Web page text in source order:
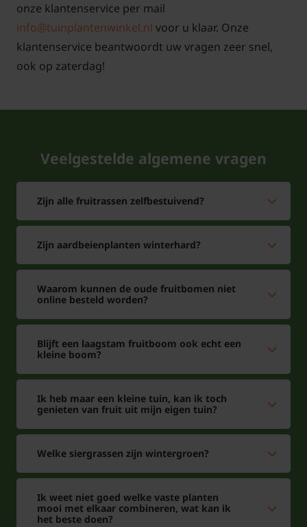
onze klantenservice per mail
info@tuinplantenwinkel.nl voor u klaar. Onze
klantenservice beantwoordt uw vragen zeer snel,
ook op zaterdag!
Veelgestelde algemene vragen
Zijn alle fruitrassen zelfbestuivend?
Zijn aardbeienplanten winterhard?
Waarom kunnen de oude fruitbomen niet
online besteld worden?
Blijft een laagstam fruitboom ook echt een
kleine boom?
Ik heb maar een kleine tuin, kan ik toch
genieten van fruit uit mijn eigen tuin?
Welke siergrassen zijn wintergroen?
Ik weet niet goed welke vaste planten
mooi met elkaar combineren, wat kan ik
het beste doen?